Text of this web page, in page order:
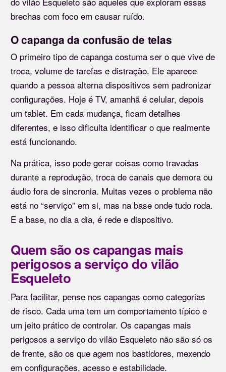
brechas com foco em causar ruído.
O capanga da confusão de telas
O primeiro tipo de capanga costuma ser o que vive de
troca, volume de tarefas e distração. Ele aparece
quando a pessoa alterna dispositivos sem padronizar
configurações. Hoje é TV, amanhã é celular, depois
um tablet. Em cada mudança, ficam detalhes
diferentes, e isso dificulta identificar o que realmente
está funcionando.
Na prática, isso pode gerar coisas como travadas
durante a reprodução, troca de canais que demora ou
áudio fora de sincronia. Muitas vezes o problema não
está no “serviço” em si, mas na base onde tudo roda.
E a base, no dia a dia, é rede e dispositivo.
Quem são os capangas mais
perigosos a serviço do vilão
Esqueleto
Para facilitar, pense nos capangas como categorias
de risco. Cada uma tem um comportamento típico e
um jeito prático de controlar. Os capangas mais
perigosos a serviço do vilão Esqueleto não são só os
de frente, são os que agem nos bastidores, mexendo
em configurações, acesso e estabilidade.